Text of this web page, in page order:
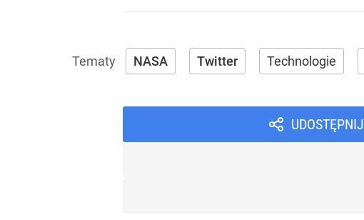
NASA Twitter Technologie
UDOSTĘPNIJ